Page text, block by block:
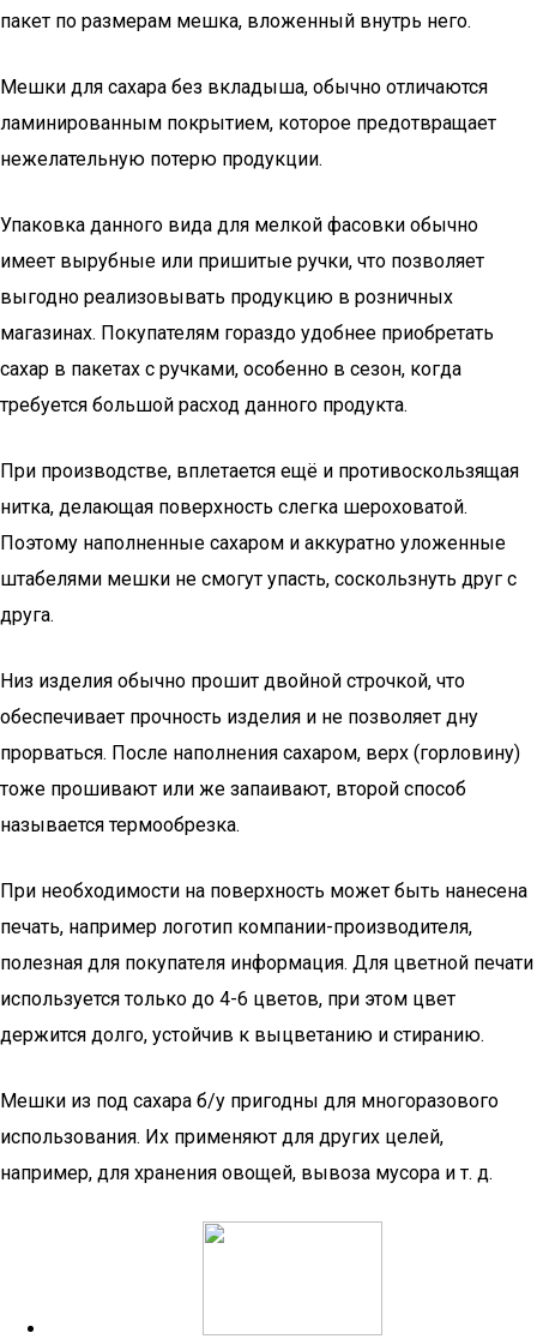
пакет по размерам мешка, вложенный внутрь него.
Мешки для сахара без вкладыша, обычно отличаются
ламинированным покрытием, которое предотвращает
нежелательную потерю продукции.
Упаковка данного вида для мелкой фасовки обычно
имеет вырубные или пришитые ручки, что позволяет
выгодно реализовывать продукцию в розничных
магазинах. Покупателям гораздо удобнее приобретать
сахар в пакетах с ручками, особенно в сезон, когда
требуется большой расход данного продукта.
При производстве, вплетается ещё и противоскользящая
нитка, делающая поверхность слегка шероховатой.
Поэтому наполненные сахаром и аккуратно уложенные
штабелями мешки не смогут упасть, соскользнуть друг с
друга.
Низ изделия обычно прошит двойной строчкой, что
обеспечивает прочность изделия и не позволяет дну
прорваться. После наполнения сахаром, верх (горловину)
тоже прошивают или же запаивают, второй способ
называется термообрезка.
При необходимости на поверхность может быть нанесена
печать, например логотип компании-производителя,
полезная для покупателя информация. Для цветной печати
используется только до 4-6 цветов, при этом цвет
держится долго, устойчив к выцветанию и стиранию.
Мешки из под сахара б/у пригодны для многоразового
использования. Их применяют для других целей,
например, для хранения овощей, вывоза мусора и т. д.